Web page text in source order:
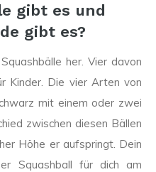
gibt es und
gibt es?
her. Vier davon
Kinder. Die vier Arten von
mit einem oder zwei
zwischen diesen Bällen
Höhe er aufspringt. Dein
Squashball für dich am